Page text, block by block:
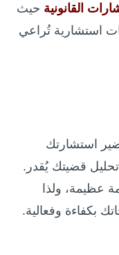
القانونية حيث
استشارية تُراعي
استشارتك
قضيتك يُقدر.
عظيمة، ولذا
بكفاءة وفعالية.